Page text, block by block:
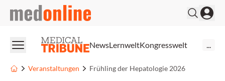
medonline
NewsLernweltKongresswelt
Veranstaltungen Frühling der Hepatologie 2026